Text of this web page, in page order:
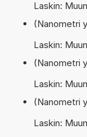
Laskin:
(Nanometri
Laskin:
(Nanometri
Laskin:
(Nanometri
Laskin: